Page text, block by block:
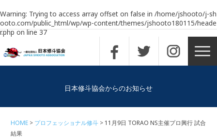
Warning: Trying to access array offset on false in /home/jshooto/j-sh
ooto.com/public_html/wp/wp-content/themes/jshooto180115/heade
r.phpon line37
日本修斗協会からのお知らせ
HOME プロフェッショナル修斗
11月9日 TORAO NS主催プロ興行 試合
結果